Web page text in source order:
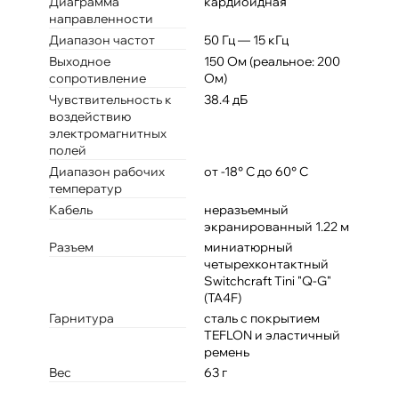
направленности
Диапазон частот
50 Гц — 15 кГц
Выходное
сопротивление
150 Ом (реальное: 200
Ом)
Чувствительность к
воздействию
электромагнитных
полей
38.4 дБ
Диапазон рабочих
температур
от -18° С до 60° С
Кабель
неразъемный
экранированный 1.22 м
Разъем
миниатюрный
четырехконтактный
Switchcraft Tini "Q-G"
(TA4F)
Гарнитура
сталь с покрытием
TEFLON и эластичный
ремень
Вес
63 г